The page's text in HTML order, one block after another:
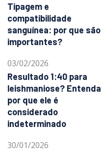
Tipagem e
compatibilidade
sanguínea: por que são
importantes?
03/02/2026
Resultado 1:40 para
leishmaniose? Entenda
por que ele é
considerado
indeterminado
30/01/2026